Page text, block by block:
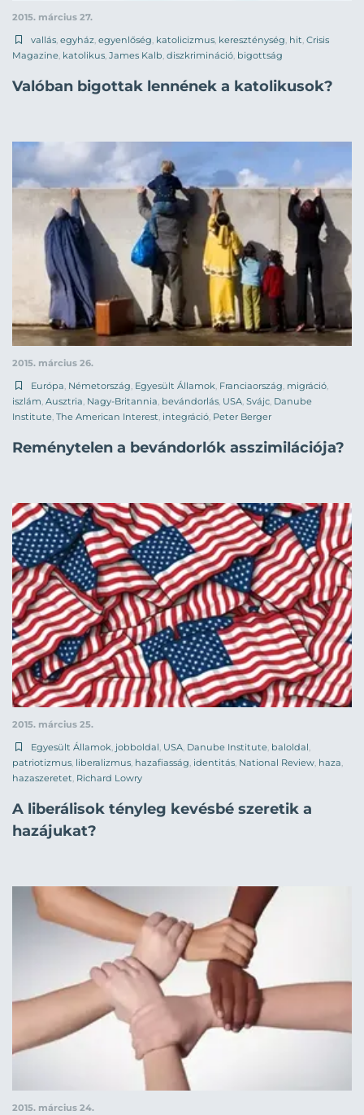
2015. március 27.
vallás egyház egyenlőség katolicizmus kereszténység hit Crisis
Magazine katolikus James Kalb diszkrimináció bigottság
Valóban bigottak lennének a katolikusok?
2015. március 26.
Európa, Németország, Egyesült Államok, Franciaország, migráció,
iszlám, Ausztria, Nagy-Britannia, bevándorlás, USA, Svájc, Danube
Institute, The American Interest, integráció, Peter Berger
Reménytelen a bevándorlók asszimilációja?
2015. március 25.
Egyesült Államok, jobboldal, USA, Danube Institute, baloldal,
patriotizmus, liberalizmus, hazafiasság, identitás, National Review, haza,
hazaszeretet, Richard Lowry
A liberálisok tényleg kevésbé szeretik a
hazájukat?
2015. március 24.